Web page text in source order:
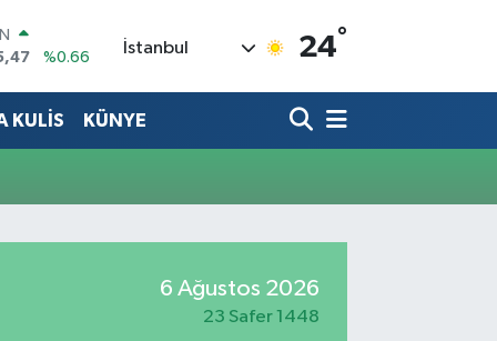
%0.66
%0.18
İstanbul 24°
KULİS KÜNYE
6 Ağustos 2026
23 Safer 1448